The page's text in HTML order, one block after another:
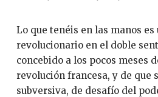
Lo que tenéis en las manos es un libro
revolucionario en el doble
concebido a los pocos meses
revolución francesa, y de que
subversiva, de desafío del